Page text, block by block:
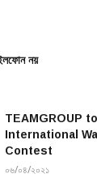
নয়
TEAMGROUP
International
Contest
০৬/০৪/২০২১